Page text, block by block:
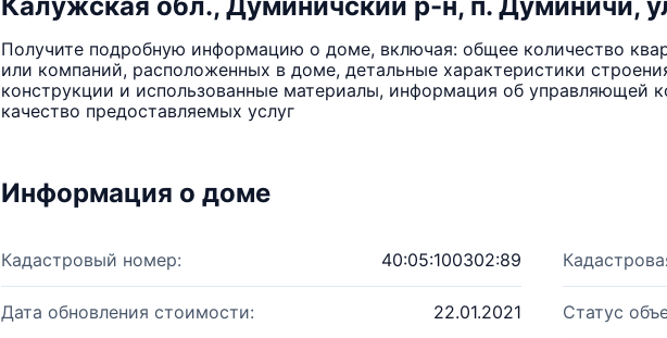
Получите подробную информацию о доме, включая: общее количество
или компаний, расположенных в доме, детальные характеристики
конструкции и использованные материалы, информация об управляющей
качество предоставляемых услуг
Информация о доме
Кадастровый номер: 40:05:100302:89
Дата обновления стоимости: 22.01.2021 Статус